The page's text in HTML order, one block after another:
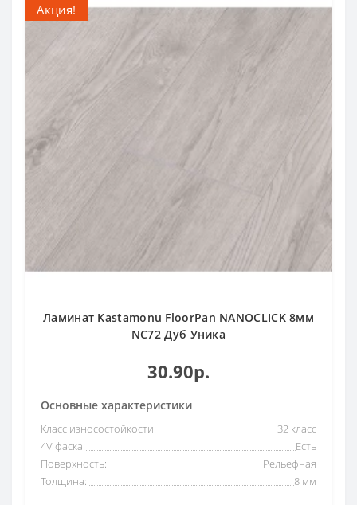
Акция!
Ламинат Kastamonu FloorPan NANOCLICK 8мм
NC72 Дуб Уника
30.90р.
Основные характеристики
Класс износостойкости:
32 класс
4V фаска:
Есть
Поверхность:
Рельефная
Толщина:
8 мм